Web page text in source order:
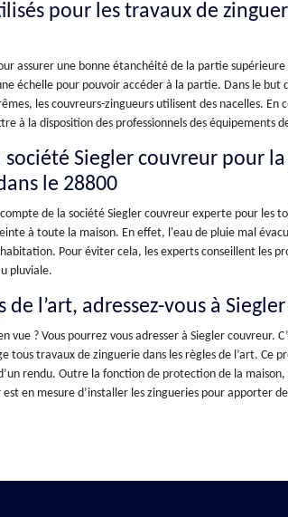
pour les travaux de
assurer une bonne étanchéité de la partie supérieure
échelle pour pouvoir accéder à la partie. Dans le but
les couvreurs-zingueurs utilisent des nacelles. En
à la disposition des professionnels des équipements
Siegler couvreur pour la
le 28800
de la société Siegler couvreur experte pour les
à toute la maison. En effet, l'eau de pluie mal
Pour éviter cela, les experts conseillent les
pluviale.
l’art, adressez-vous à
? Vous pourrez vous adresser à Siegler couvreur.
travaux de zinguerie dans les règles de l’art. Ce
rendu. Outre la fonction de protection de la
en mesure d’installer les zingueries pour apporter